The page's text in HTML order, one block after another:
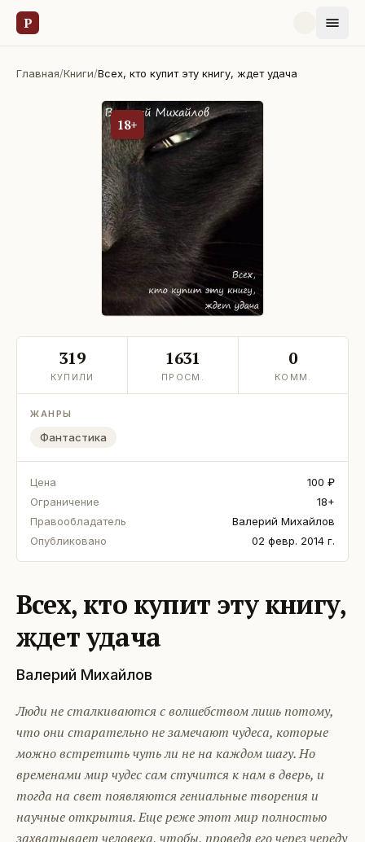
Р
Главная/Книги/Всех, кто купит эту книгу, ждет удача
18+
319
КУПИЛИ
1631
ПРОСМ.
0
КОММ.
ЖАНРЫ
Фантастика
Цена
100 ₽
Ограничение
18+
Правообладатель
Валерий Михайлов
Опубликовано
02 февр. 2014 г.
Всех, кто купит эту книгу,
ждет удача
Валерий Михайлов
Люди не сталкиваются с волшебством лишь потому,
что они старательно не замечают чудеса, которые
можно встретить чуть ли не на каждом шагу. Но
временами мир чудес сам стучится к нам в дверь, и
тогда на свет появляются гениальные творения и
научные открытия. Еще реже этот мир полностью
захватывает человека, чтобы, проведя его через череду